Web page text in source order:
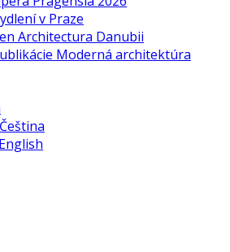
v Praze
Architectura Danubii
Moderná architektúra
Čeština
English